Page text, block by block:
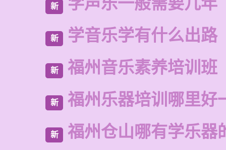
新
新 学音乐学有什么出路
新 福州音乐素养培训班
新 福州乐器培训哪里好
新 福州仓山哪有学乐器